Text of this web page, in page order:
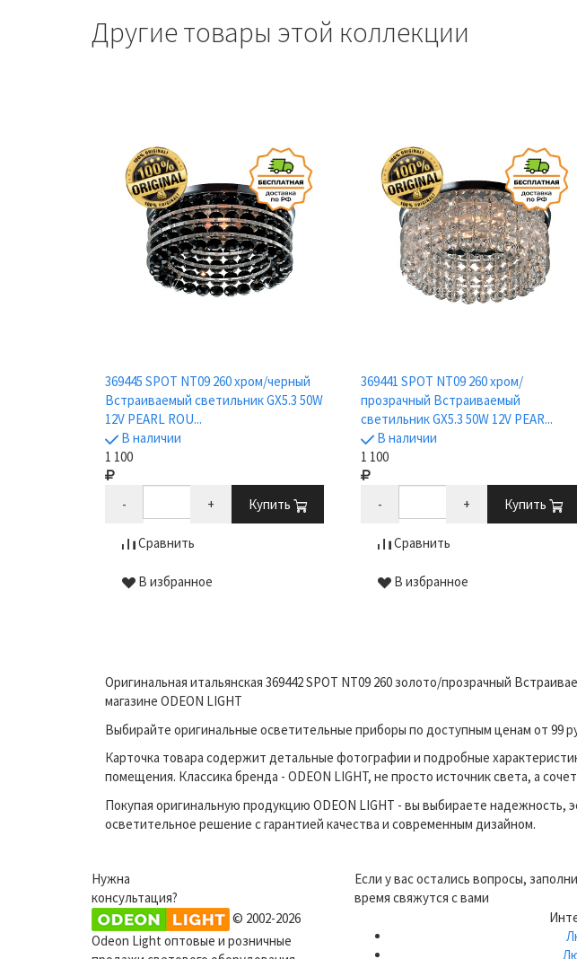
Другие товары этой коллекции
369445 SPOT NT09 260 хром/черный
Встраиваемый светильник GX5.3 50W
12V PEARL ROU...
В наличии
1 100
- + Купить
Сравнить
В избранное
369441 SPOT NT09 260 хром/
прозрачный Встраиваемый
светильник GX5.3 50W 12V PEAR...
В наличии
1 100
- + Купить
Сравнить
В избранное
Оригинальная итальянская 369442 SPOT NT09 260 золото/прозрачный
магазине ODEON LIGHT
Выбирайте оригинальные осветительные приборы по доступным ценам от 99
Карточка товара содержит детальные фотографии и подробные
помещения. Классика бренда - ODEON LIGHT, не просто источник света, а
Покупая оригинальную продукцию ODEON LIGHT - вы выбираете
осветительное решение с гарантией качества и современным дизайном.
Нужна
консультация?
Если у вас остались вопросы,
время свяжутся с вами
© 2002-2026
Odeon Light оптовые и розничные